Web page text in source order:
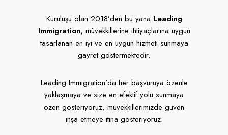
Kuruluşu olan 2018’den bu yana Leading
Immigration, müvekkillerine ihtiyaçlarına uygun
tasarlanan en iyi ve en uygun hizmeti sunmaya
gayret göstermektedir.
Leading Immigration’da her başvuruya özenle
yaklaşmaya ve size en efektif yolu sunmaya
özen gösteriyoruz, müvekkillerimizde güven
inşa etmeye itina gösteriyoruz.